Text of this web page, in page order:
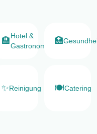
🏨Hotel &
Gastronomie
🏥
✨Reinigung 🍽️Catering